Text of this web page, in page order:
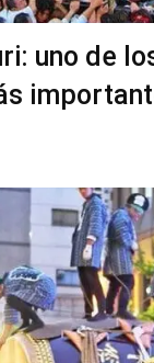
uno de